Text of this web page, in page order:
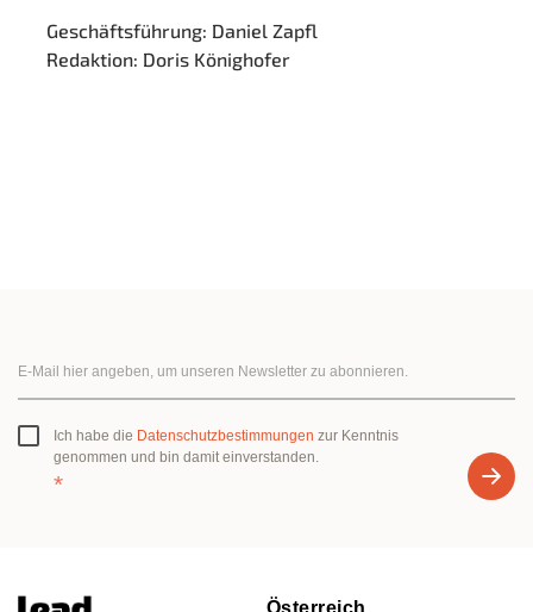
Geschäftsführung: Daniel Zapfl
Redaktion: Doris Könighofer
Ich habe die Datenschutzbestimmungen zur Kenntnis
genommen und bin damit einverstanden.
*